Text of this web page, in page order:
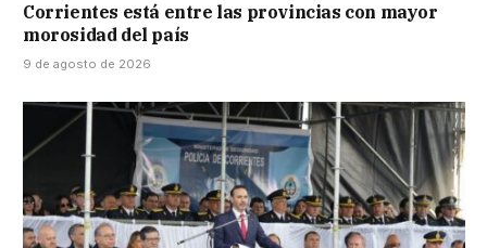
Corrientes está entre las provincias con mayor
morosidad del país
9 de agosto de 2026